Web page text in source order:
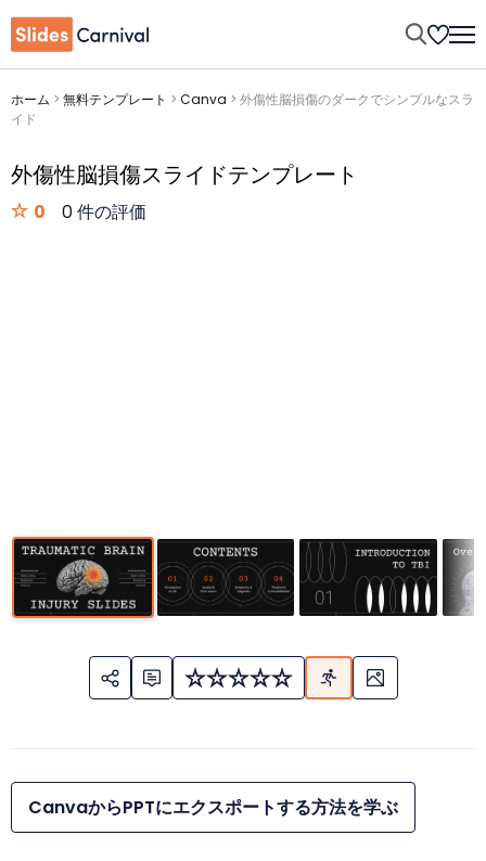
ホーム > 無料テンプレート > Canva > 外傷性脳損傷のダークでシンプルなスラ
イド
外傷性脳損傷スライドテンプレート
0 0 件の評価
CanvaからPPTにエクスポートする方法を学ぶ